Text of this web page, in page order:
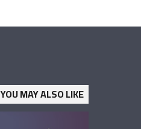
YOU MAY ALSO LIKE